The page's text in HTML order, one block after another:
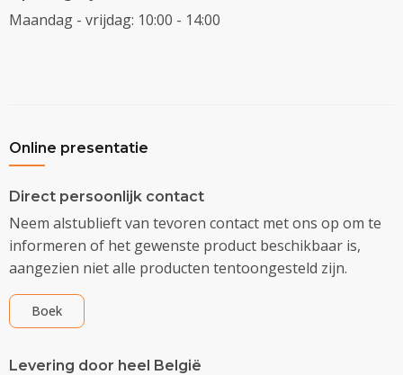
Maandag - vrijdag: 10:00 - 14:00
Online presentatie
Direct persoonlijk contact
Neem alstublieft van tevoren contact met ons op om te
informeren of het gewenste product beschikbaar is,
aangezien niet alle producten tentoongesteld zijn.
Boek
Levering door heel België